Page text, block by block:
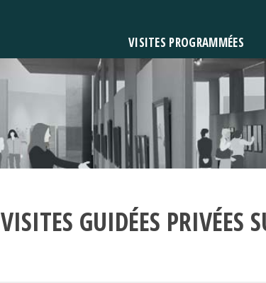
VISITES PROGRAMMÉES
VISITES GUIDÉES PRIVÉES